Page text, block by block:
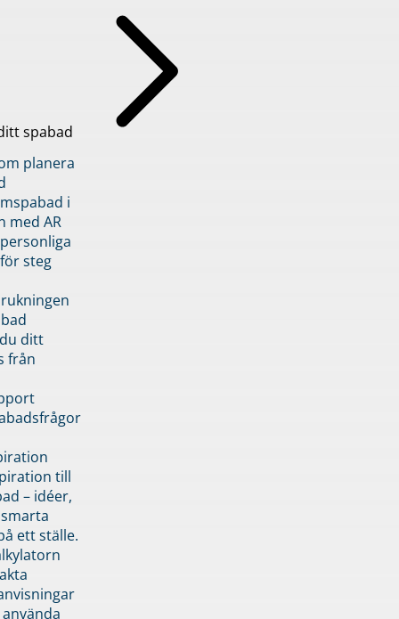
spabad
planera
i
med AR
steg
ditt
från
till
– idéer,
ett ställe.